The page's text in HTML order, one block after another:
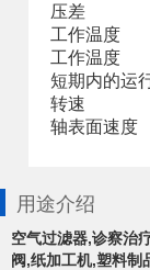
压差
工作温度
工作温度
短期内的运
转速
轴表面速度
用途介绍
空气过滤器,诊察治
阀,纸加工机,塑料制